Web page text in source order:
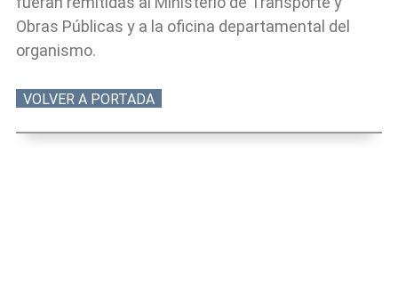
Obras Públicas y a la oficina departamental del
organismo.
VOLVER A PORTADA